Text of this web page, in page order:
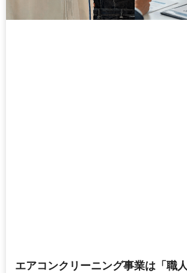
エアコンクリーニング事業は「職